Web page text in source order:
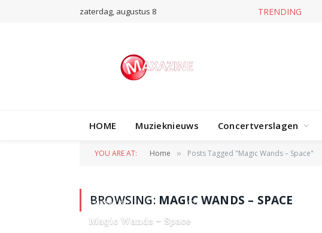
zaterdag, augustus 8 TRENDING
HOME Muzieknieuws Concertverslagen
YOU ARE AT: Home » Posts Tagged "Magic Wands – Space"
BROWSING: MAGIC WANDS – SPACE
3 MAART 2012 0
Magic Wands – Space